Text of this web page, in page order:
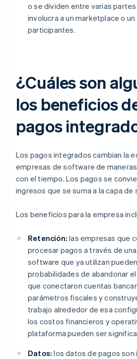
o se dividen entre varias
involucra a un marketplace o
participantes.
¿Cuáles son
los beneficios
pagos
Los pagos integrados cambian la
empresas de software de
con el tiempo. Los pagos se
ingresos que se suma a la capa de
Los beneficios para la empresa
Retención: las empresas que
procesar pagos a través de
software que ya utilizan
probabilidades de abandonar
que conectaron cuentas
parámetros fiscales y
trabajo alrededor de esa
los costos financieros y
plataforma pueden ser
Datos: los datos de pagos son